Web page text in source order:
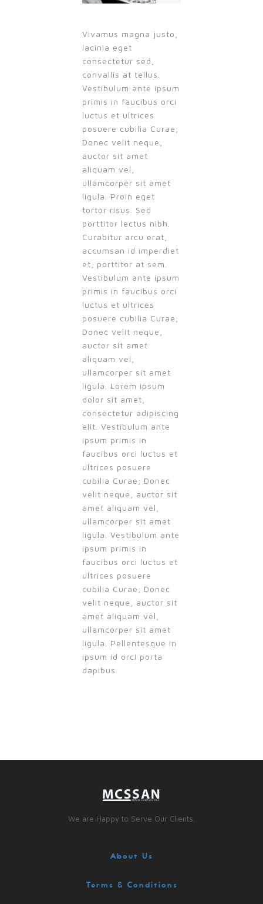
Vivamus magna justo,
lacinia eget
consectetur sed,
convallis at tellus.
Vestibulum ante ipsum
primis in faucibus orci
luctus et ultrices
posuere cubilia Curae;
Donec velit neque,
auctor sit amet
aliquam vel,
ullamcorper sit amet
ligula. Proin eget
tortor risus. Sed
porttitor lectus nibh.
Curabitur arcu erat,
accumsan id imperdiet
et, porttitor at sem.
Vestibulum ante ipsum
primis in faucibus orci
luctus et ultrices
posuere cubilia Curae;
Donec velit neque,
auctor sit amet
aliquam vel,
ullamcorper sit amet
ligula. Lorem ipsum
dolor sit amet,
consectetur adipiscing
elit. Vestibulum ante
ipsum primis in
faucibus orci luctus et
ultrices posuere
cubilia Curae; Donec
velit neque, auctor sit
amet aliquam vel,
ullamcorper sit amet
ligula. Vestibulum ante
ipsum primis in
faucibus orci luctus et
ultrices posuere
cubilia Curae; Donec
velit neque, auctor sit
amet aliquam vel,
ullamcorper sit amet
ligula. Pellentesque in
ipsum id orci porta
dapibus.
We are Happy to Serve Our Clients.
About Us
Terms & Conditions